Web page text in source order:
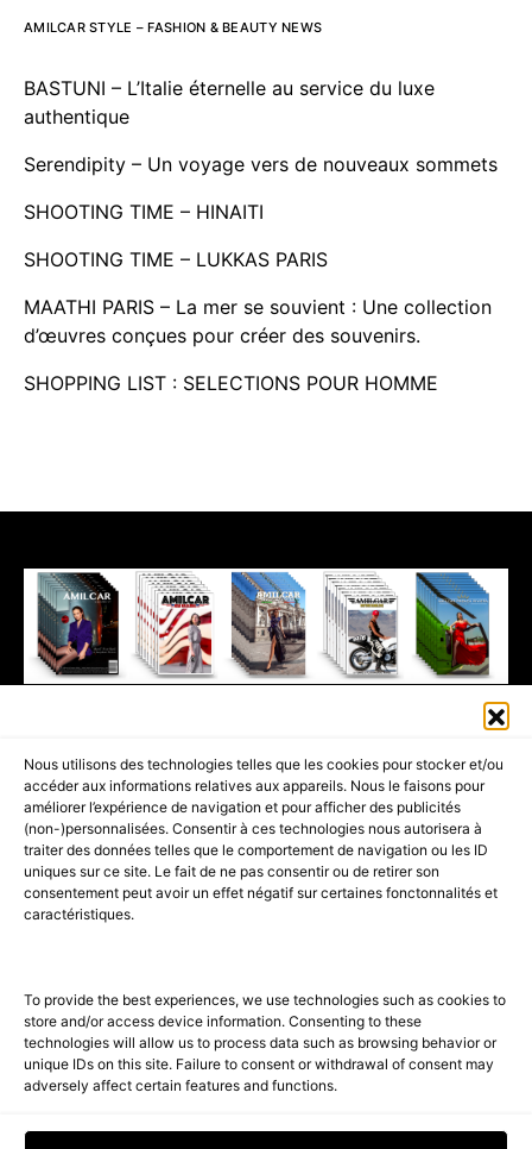
Nous utilisons des technologies telles que les cookies pour stocker et/ou
accéder aux informations relatives aux appareils. Nous le faisons pour
améliorer l’expérience de navigation et pour afficher des publicités
(non-)personnalisées. Consentir à ces technologies nous autorisera à
traiter des données telles que le comportement de navigation ou les ID
uniques sur ce site. Le fait de ne pas consentir ou de retirer son
consentement peut avoir un effet négatif sur certaines fonctonnalités et
caractéristiques.
To provide the best experiences, we use technologies such as cookies to
store and/or access device information. Consenting to these
technologies will allow us to process data such as browsing behavior or
unique IDs on this site. Failure to consent or withdrawal of consent may
adversely affect certain features and functions.
AMILCAR STYLE – FASHION & BEAUTY NEWS
BASTUNI – L’Italie éternelle au service du luxe
authentique
Serendipity – Un voyage vers de nouveaux sommets
SHOOTING TIME – HINAITI
SHOOTING TIME – LUKKAS PARIS
MAATHI PARIS – La mer se souvient : Une collection
d’œuvres conçues pour créer des souvenirs.
SHOPPING LIST : SELECTIONS POUR HOMME
PART OF THEAMILCAR MAGAZINE GROUP.EDITOR - ADVERTISING
AGENCE MEDIANE.
ACCUEIL BEST OF LUXE
35 MAGAZINES
SHOPPING & CONCIERGERIE
Voyages Contact
SUBSCRIBE